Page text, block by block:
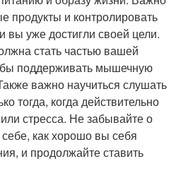
продукты и контролировать
вы уже достигли своей цели.
стать частью вашей
поддерживать мышечную
важно научиться слушать
тогда, когда действительно
стресса. Не забывайте о
как хорошо вы себя
и продолжайте ставить